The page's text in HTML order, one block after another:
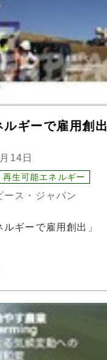
ルギーで雇用創出
14日
再生可能エネルギー
ース・ジャパン
ルギーで雇用創出」